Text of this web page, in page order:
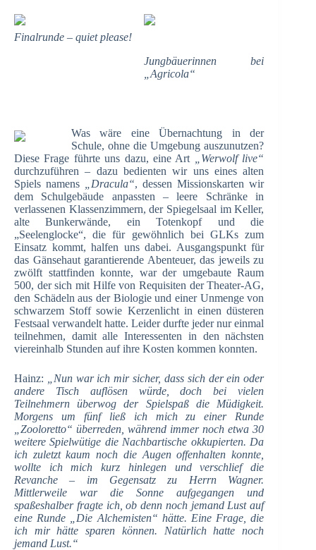
Finalrunde – quiet please!
Jungbäuerinnen bei
„Agricola“
Was wäre eine Übernachtung in der
Schule, ohne die Umgebung auszunutzen?
Diese Frage führte uns dazu, eine Art
Werwolf live“
durchzuführen – dazu bedienten wir uns eines alten
Spiels namens
„Dracula“, dessen Missionskarten wir
dem Schulgebäude anpassten – leere Schränke in
verlassenen Klassenzimmern, der Spiegelsaal im Keller,
alte Bunkerwände, ein Totenkopf und die
„Seelenglocke“, die für gewöhnlich bei GLKs zum
Einsatz kommt, halfen uns dabei. Ausgangspunkt für
das Gänsehaut garantierende Abenteuer, das jeweils zu
zwölft stattfinden konnte, war der umgebaute Raum
500, der sich mit Hilfe von Requisiten der Theater-AG,
den Schädeln aus der Biologie und einer Unmenge von
schwarzem Stoff sowie Kerzenlicht in einen düsteren
Festsaal verwandelt hatte. Leider durfte jeder nur einmal
teilnehmen, damit alle Interessenten in den nächsten
viereinhalb Stunden auf ihre Kosten kommen konnten.
Hainz:
„Nun war ich mir sicher, dass sich der ein oder
andere Tisch auflösen würde, doch bei vielen
Teilnehmern überwog der Spielspaß die Müdigkeit.
Morgens um fünf ließ ich mich zu einer Runde
„Zooloretto“ überreden, während immer noch etwa 30
weitere Spielwütige die Nachbartische okkupierten. Da
ich zuletzt kaum noch die Augen offenhalten konnte,
wollte ich mich kurz hinlegen und verschlief die
Revanche – im Gegensatz zu Herrn Wagner.
Mittlerweile war die Sonne aufgegangen und
spaßeshalber fragte ich, ob denn noch jemand Lust auf
eine Runde „Die Alchemisten“ hätte. Eine Frage, die
ich mir hätte sparen können. Natürlich hatte noch
jemand Lust.“